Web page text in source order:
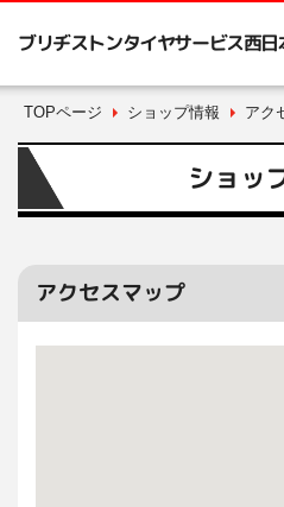
ブリヂストンタイヤサービス西
TOPページ ショップ情報 アク
ショッ
アクセスマップ